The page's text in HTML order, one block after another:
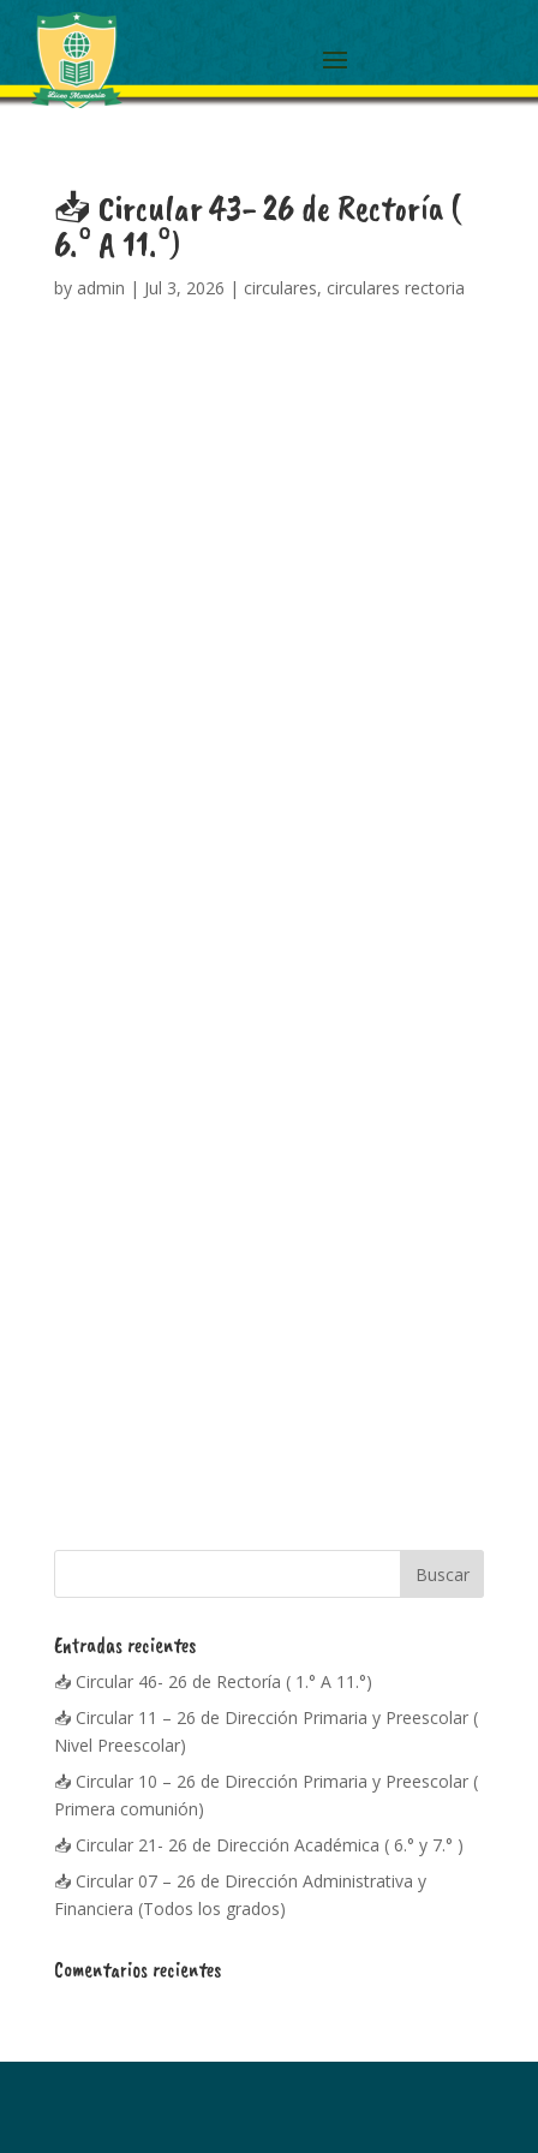
📥 Circular 43- 26 de Rectoría (
6.° A 11.°)
by admin | Jul 3, 2026 | circulares, circulares rectoria
Entradas recientes
📥 Circular 46- 26 de Rectoría ( 1.° A 11.°)
📥 Circular 11 – 26 de Dirección Primaria y Preescolar (
Nivel Preescolar)
📥 Circular 10 – 26 de Dirección Primaria y Preescolar (
Primera comunión)
📥 Circular 21- 26 de Dirección Académica ( 6.° y 7.° )
📥 Circular 07 – 26 de Dirección Administrativa y
Financiera (Todos los grados)
Comentarios recientes